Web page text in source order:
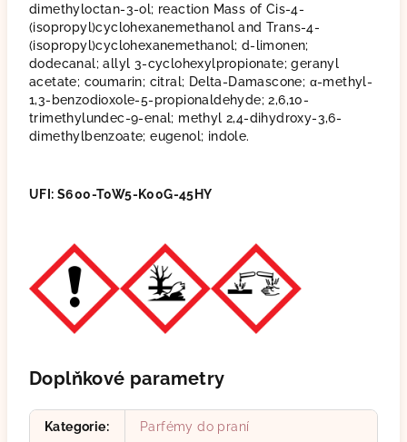
dimethyloctan-3-ol; reaction Mass of Cis-4-
(isopropyl)cyclohexanemethanol and Trans-4-
(isopropyl)cyclohexanemethanol; d-limonen;
dodecanal; allyl 3-cyclohexylpropionate; geranyl
acetate; coumarin; citral; Delta-Damascone; α-methyl-
1,3-benzodioxole-5-propionaldehyde; 2,6,10-
trimethylundec-9-enal; methyl 2,4-dihydroxy-3,6-
dimethylbenzoate; eugenol; indole.
UFI: S600-T0W5-K00G-45HY
Doplňkové parametry
Kategorie: Parfémy do praní